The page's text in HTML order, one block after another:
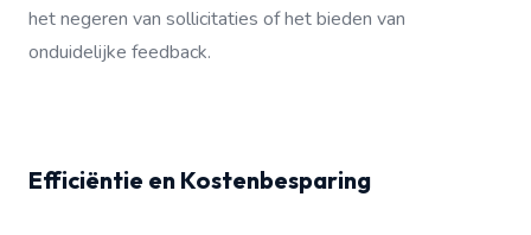
het negeren van sollicitaties of het bieden van
onduidelijke feedback.
Efficiëntie en Kostenbesparing